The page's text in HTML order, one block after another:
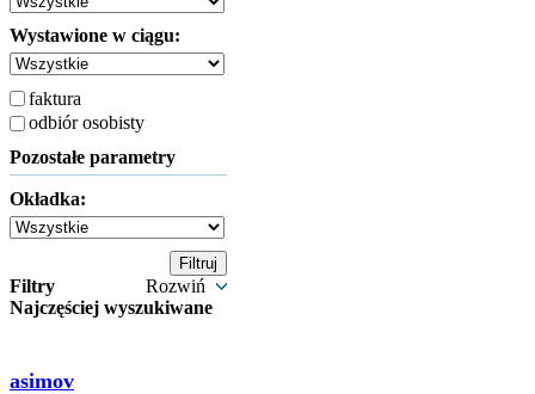
Wystawione w ciągu:
faktura
odbiór osobisty
Pozostałe parametry
Okładka:
Filtry
Rozwiń
Najczęściej wyszukiwane
asimov